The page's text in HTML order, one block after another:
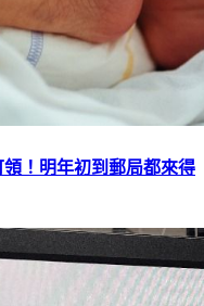
！明年初到郵局都來得